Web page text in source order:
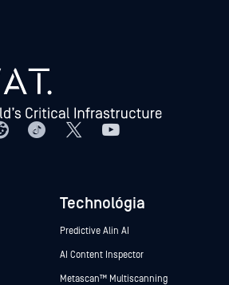
Technológia
Predictive Alin AI
AI Content Inspector
Metascan™ Multiscanning